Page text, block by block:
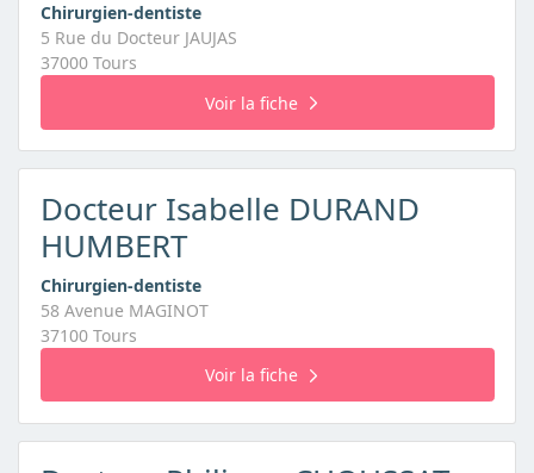
Chirurgien-dentiste
5 Rue du Docteur JAUJAS
37000 Tours
Voir la fiche
Docteur Isabelle DURAND
HUMBERT
Chirurgien-dentiste
58 Avenue MAGINOT
37100 Tours
Voir la fiche